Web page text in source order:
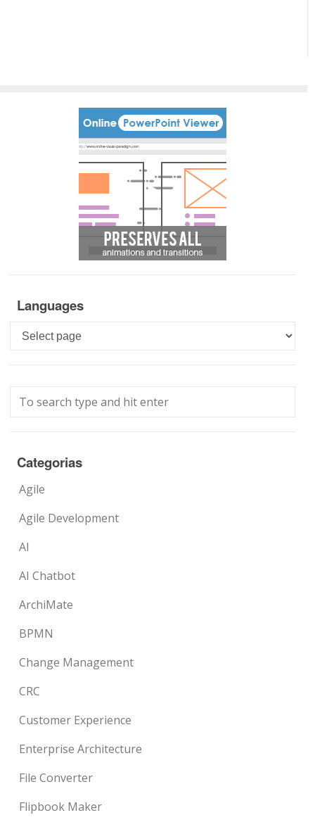
Languages
Languages
Categorias
Agile
Agile Development
AI
AI Chatbot
ArchiMate
BPMN
Change Management
CRC
Customer Experience
Enterprise Architecture
File Converter
Flipbook Maker